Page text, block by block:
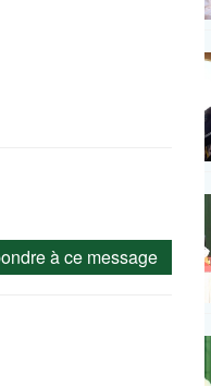
à ce message